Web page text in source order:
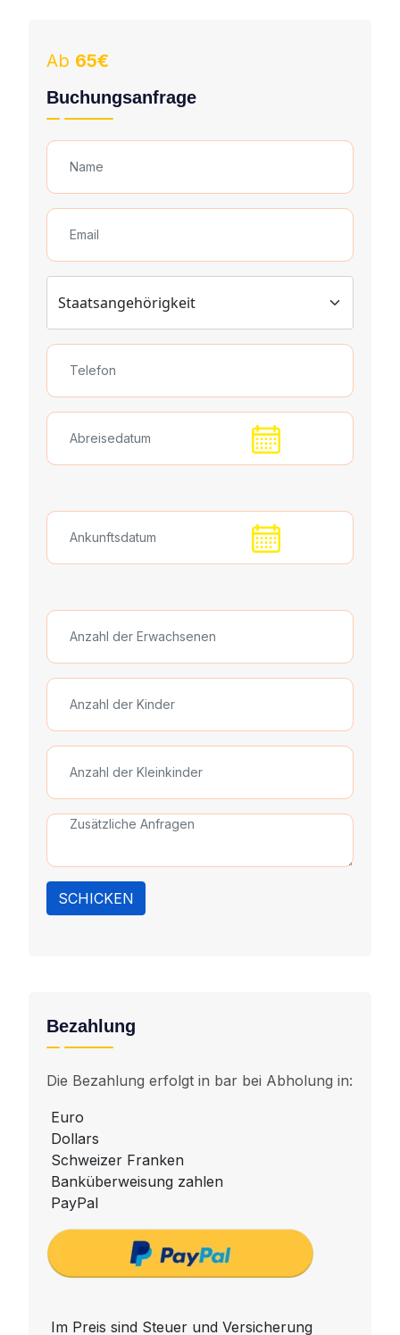
Ab 65€
Buchungsanfrage
SCHICKEN
Bezahlung
Die Bezahlung erfolgt in bar bei Abholung in:
Euro
Dollars
Schweizer Franken
Banküberweisung zahlen
PayPal
Im Preis sind Steuer und Versicherung